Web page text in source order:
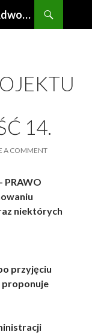
Blog – prawo, opinie, komentarze. Adwokat Poznań
14.
A COMMENT
PRAWO
niektórych
przyjęciu